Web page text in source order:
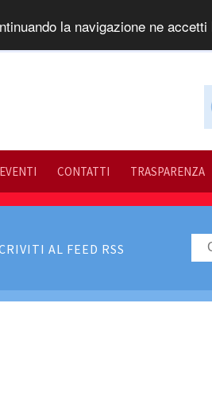
la navigazione ne
EVENTI CONTATTI TRASPARENZA
AL FEED RSS